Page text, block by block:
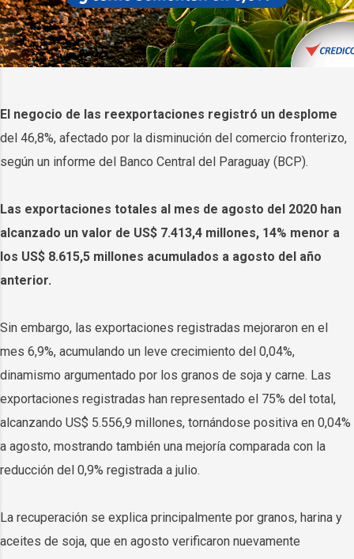
El negocio de las reexportaciones registró un desplome
del 46,8%, afectado por la disminución del comercio fronterizo,
según un informe del Banco Central del Paraguay (BCP).
Las exportaciones totales al mes de agosto del 2020 han
alcanzado un valor de US$ 7.413,4 millones, 14% menor a
los US$ 8.615,5 millones acumulados a agosto del año
anterior.
Sin embargo, las exportaciones registradas mejoraron en el
mes 6,9%, acumulando un leve crecimiento del 0,04%,
dinamismo argumentado por los granos de soja y carne. Las
exportaciones registradas han representado el 75% del total,
alcanzando US$ 5.556,9 millones, tornándose positiva en 0,04%
a agosto, mostrando también una mejoría comparada con la
reducción del 0,9% registrada a julio.
La recuperación se explica principalmente por granos, harina y
aceites de soja, que en agosto verificaron nuevamente